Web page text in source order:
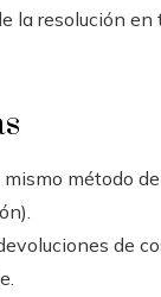
la resolución en
método
de